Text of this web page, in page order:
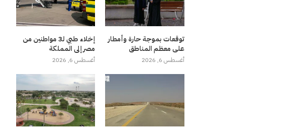
توقعات بموجة حارة وأمطار
على معظم المناطق
أغسطس 6, 2026
إخلاء طبي لـ3 مواطنين من
مصر إلى المملكة
أغسطس 6, 2026